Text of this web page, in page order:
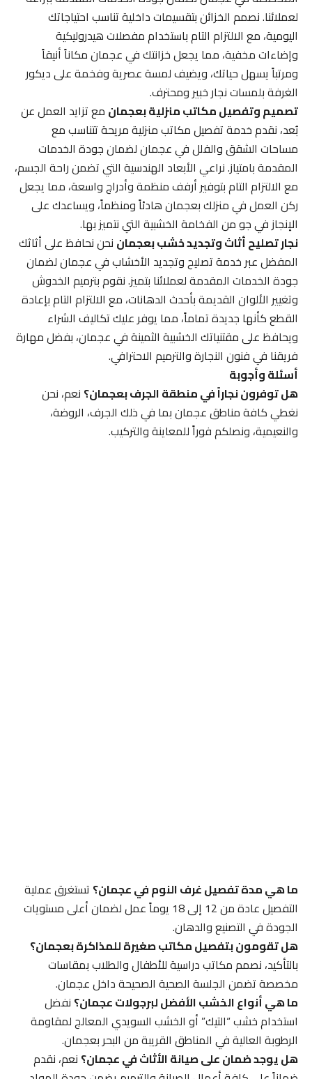
لعملائنا. نصمم الخزائن بتقسيمات داخلية تناسب احتياجاتك
اليومية، مع الالتزام التام باستخدام مفصلات هيدروليكية
وإضاءات مخفية، مما يجعل خزانتك في عجمان مكاناً أنيقاً
ومرتباً يسهل حياتك، ويضيف لمسة عصرية وفخمة على ديكور
الغرفة بلمسات نجار خبير ومحترف.
تصميم وتفصيل مكاتب منزلية بعجمانمع تزايد العمل عن
بُعد، نقدم خدمة تفصيل مكاتب منزلية مريحة تتناسب مع
مساحات الشقق والفلل في عجمان لضمان جودة الخدمات
المقدمة بامتياز. نراعي الأبعاد الهندسية التي تضمن راحة الجسم،
مع الالتزام التام بتوفير أرفف منظمة وأدراج واسعة، مما يجعل
ركن العمل في منزلك بعجمان هادئاً ومنظماً، ويساعدك على
الإنجاز في جو من الفخامة الخشبية التي نتميز بها.
نجار تصليح أثاث وتجديد خشب بعجماننحن نحافظ على أثاثك
المفضل عبر خدمة تصليح وتجديد الأخشاب في عجمان لضمان
جودة الخدمات المقدمة لعملائنا بتميز. نقوم بترميم الخدوش
وتغيير الألوان القديمة بأحدث الدهانات، مع الالتزام التام بإعادة
القطع كأنها جديدة تماماً، مما يوفر عليك تكاليف الشراء
ويحافظ على مقتنياتك الخشبية الثمينة في عجمان، بفضل مهارة
فريقنا في فنون النجارة والترميم الاحترافي.
أسئلة وأجوبة
هل توفرون نجاراً في منطقة الجرف بعجمان؟نعم، نحن
نغطي كافة مناطق عجمان بما في ذلك الجرف، الروضة،
والنعيمية، ونصلكم فوراً للمعاينة والتركيب.
ما هي مدة تفصيل غرف النوم في عجمان؟تستغرق عملية
التفصيل عادة من 12 إلى 18 يوماً عمل لضمان أعلى مستويات
الجودة في التصنيع والدهان.
هل تقومون بتفصيل مكاتب صغيرة للمذاكرة بعجمان؟
بالتأكيد، نصمم مكاتب دراسية للأطفال والطلاب بمقاسات
مخصصة تضمن الجلسة الصحية الصحيحة داخل عجمان.
ما هي أنواع الخشب الأفضل لبرجولات عجمان؟نفضل
استخدام خشب “التيك” أو الخشب السويدي المعالج لمقاومة
الرطوبة العالية في المناطق القريبة من البحر بعجمان.
هل يوجد ضمان على صيانة الأثاث في عجمان؟نعم، نقدم